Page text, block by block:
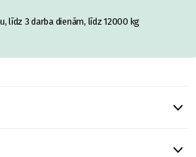
līdz 3 darba dienām, līdz 12000 kg